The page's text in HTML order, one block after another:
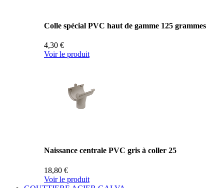
Colle spécial PVC haut de gamme 125 grammes
4,30 €
Voir le produit
Naissance centrale PVC gris à coller 25
18,80 €
Voir le produit